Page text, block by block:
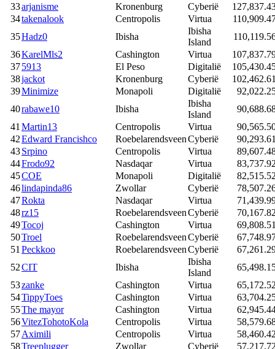
33arjanisme Kronenburg Cyberië
34takenalook Centropolis Virtua
35Hadz0 Ibisha
Ibisha
Island
36KarelMls2 Cashington Virtua
375913 El Peso Digitalië
38jackot Kronenburg Cyberië
39Minimize Monapoli Digitalië
40rabawe10 Ibisha
Ibisha
Island
41 Martin13 Centropolis Virtua
42Edward Francishco RoebelarendsveenCyberië
43Srpino Centropolis Virtua
44Frodo92 Nasdaqar Virtua
45COE Monapoli Digitalië
46lindapinda86 Zwollar Cyberië
47Rokta Nasdaqar Virtua
48rz15 RoebelarendsveenCyberië
49Tocoj Cashington Virtua
50Troel RoebelarendsveenCyberië
51 Peckkoo RoebelarendsveenCyberië
52CIT Ibisha
Ibisha
Island
53zanke Cashington Virtua
54TippyToes Cashington Virtua
55The mayor Cashington Virtua
56VitezTohotoKola Centropolis Virtua
57Aximili Centropolis Virtua
58Treeplugger Zwollar Cyberië